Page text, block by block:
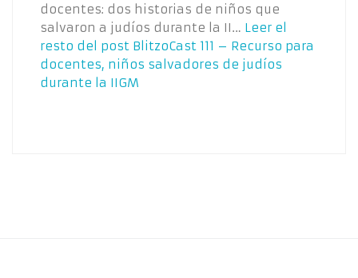
docentes: dos historias de niños que
salvaron a judíos durante la II… Leer el
resto del post BlitzoCast 111 – Recurso para
docentes, niños salvadores de judíos
durante la IIGM